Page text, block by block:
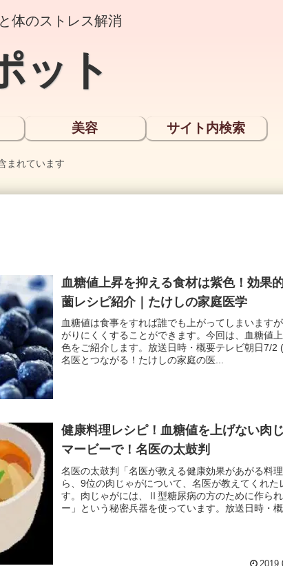
体のストレス解消
ット
美容 サイト内検索
まれています
血糖値上昇を抑える食材は紫色！効果
薗レシピ紹介｜たけしの家庭医学
血糖値は食事をすれば誰でも上がってしまいます
がりにくくすることができます。今回は、血糖値
色をご紹介します。放送日時・概要テレビ朝日7/2
名医とつながる！たけしの家庭の医...
健康料理レシピ！血糖値を上げない肉
マービーで！名医の太鼓判
名医の太鼓判「名医が教える健康効果があがる料
ら、9位の肉じゃがについて、名医が教えてくれた
す。肉じゃがには、Ⅱ型糖尿病の方のために作ら
ー」という秘密兵器を使っています。放送日時・概